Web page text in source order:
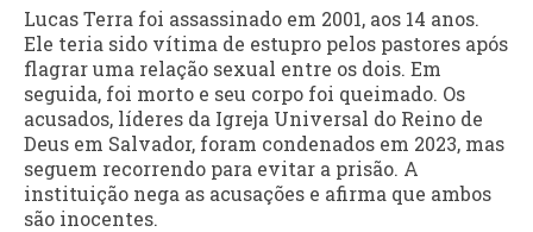
Lucas Terra foi assassinado em 2001, aos 14 anos.
Ele teria sido vítima de estupro pelos pastores após
flagrar uma relação sexual entre os dois. Em
seguida, foi morto e seu corpo foi queimado. Os
acusados, líderes da Igreja Universal do Reino de
Deus em Salvador, foram condenados em 2023, mas
seguem recorrendo para evitar a prisão. A
instituição nega as acusações e afirma que ambos
são inocentes.